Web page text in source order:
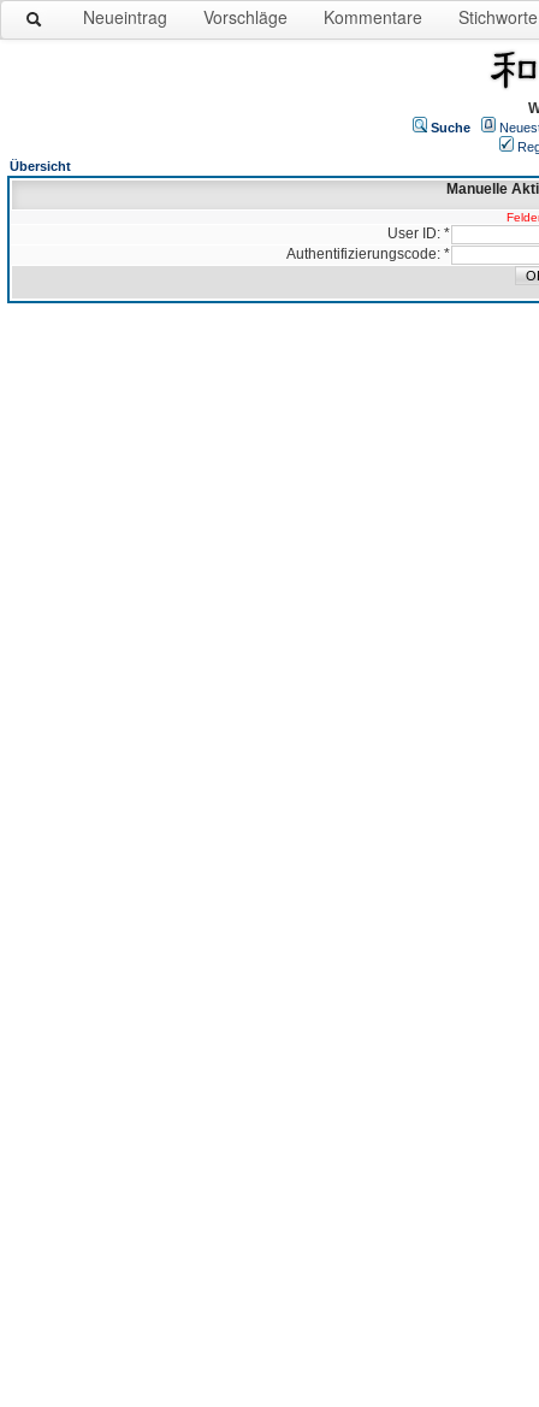
Neueintrag Vorschläge Kommentare Stichworte
Suche
Übersicht
Manuelle
User ID: *
Authentifizierungscode: *